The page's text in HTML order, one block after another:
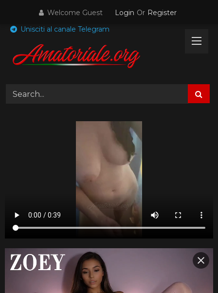
content
Welcome Guest Login Or Register
Unisciti al canale Telegram